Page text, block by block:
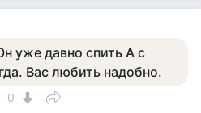
уже давно спить А с
Вас любить надобно.
0